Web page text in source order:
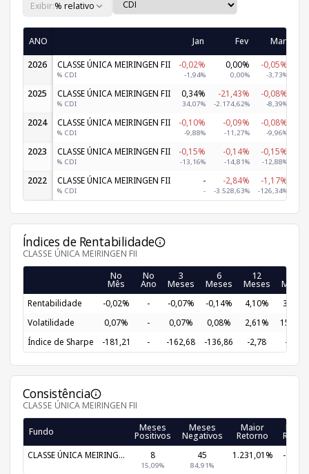
Exibir:% relativo
ANO Jan Fev
Mar
2026
CLASSE ÚNICA MEIRINGEN FII
% CDI
-0,02%
-1,94%
0,00%
0,00%
-0,05%
-3,73%
2025 CLASSE ÚNICA MEIRINGEN FII
% CDI
0,34%
34,07%
-21,43%
-2.174,62%
-0,08%
-8,39%
2024 CLASSE ÚNICA MEIRINGEN FII
% CDI
-0,10%
-9,88%
-0,09%
-11,27%
-0,08%
-9,96%
2023 CLASSE ÚNICA MEIRINGEN FII
% CDI
-0,15%
-13,16%
-0,14%
-14,81%
-0,15%
-12,88%
2022 CLASSE ÚNICA MEIRINGEN FII
% CDI
-
-
-2,84%
-3.528,63%
-1,17%
-126,34%
Índices de Rentabilidade
CLASSE ÚNICA MEIRINGEN FII
No
Mês
No
Ano
3
Meses
6
Meses
12
Meses Meses
Rentabilidade -0,02% - -0,07% -0,14% 4,10%
3,54%
Volatilidade
0,07% - 0,07% 0,08% 2,61%
15,50%
Índice de Sharpe
-181,21 - -162,68 -136,86 -2,78 -0,52
Consistência
CLASSE ÚNICA MEIRINGEN FII
Fundo Meses
Positivos
Meses
Negativos
Maior
Retorno
CLASSE ÚNICA MEIRING... 8
15,09%
45
84,91%
1.231,01% -